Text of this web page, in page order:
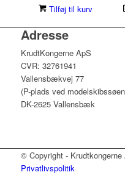
oprindelige
var:
aktuelle
Tilføj til kurv
Adresse
KrudtKongerne ApS
CVR: 32761941
Vallensbækvej 77
(P-plads ved
DK-2625 Vallensbæk
© Copyright - Krudtkongerne
Privatlivspolitik